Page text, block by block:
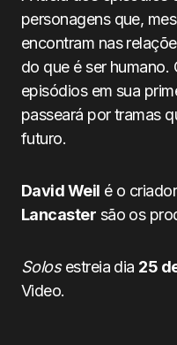
personagens que,
encontram nas
do que é ser
episódios em sua
passeará por tramas
futuro.
David Weil é o
Lancaster são os
Solosestreia dia 25
Video.